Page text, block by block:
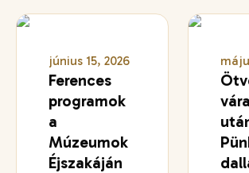
június 15, 2026
Ferences
programok
a
Múzeumok
Éjszakáján